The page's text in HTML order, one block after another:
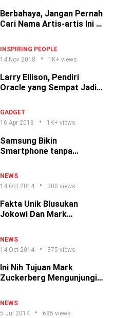
Berbahaya, Jangan Pernah
Cari Nama Artis-artis Ini di
INSPIRING PEOPLE
14 Nov 2018
1K+ views
Larry Ellison, Pendiri
Oracle yang Sempat Jadi
Pernah Berhenti Kuliah
GADGET
16 Apr 2018
1K+ views
Samsung Bikin
Smartphone tanpa
NEWS
14 Oct 2014
308 views
Fakta Unik Blusukan
Jokowi Dan Mark
NEWS
14 Oct 2014
375 views
Ini Nih Tujuan Mark
Zuckerberg Mengunjungi
NEWS
5 Jul 2014
685 views